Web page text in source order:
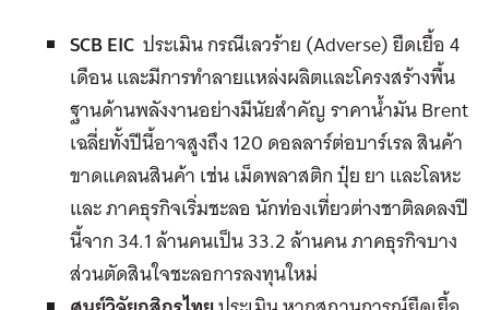
SCB EIC ประเมิน กรณีเลวร้าย (Adverse) ยืดเยื้อ 4
เดือน และมีการทำลายแหล่งผลิตและโครงสร้างพื้น
ฐานด้านพลังงานอย่างมีนัยสำคัญ ราคาน้ำมัน Brent
เฉลี่ยทั้งปีนี้อาจสูงถึง 120 ดอลลาร์ต่อบาร์เรล สินค้า
ขาดแคลนสินค้า เช่น เม็ดพลาสติก ปุ๋ย ยา และโลหะ
และ ภาคธุรกิจเริ่มชะลอ นักท่องเที่ยวต่างชาติลดลงปี
นี้จาก 34.1 ล้านคนเป็น 33.2 ล้านคน ภาคธุรกิจบาง
ส่วนตัดสินใจชะลอการลงทุนใหม่